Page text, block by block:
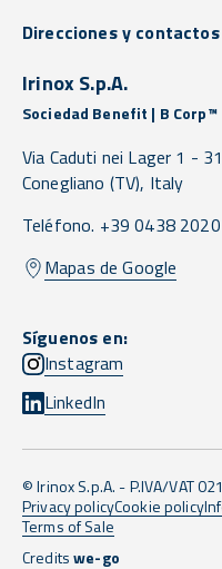
Direcciones y contactos
Irinox S.p.A.
Sociedad Benefit | B Corp™
Via Caduti nei Lager 1 -
Conegliano (TV), Italy
Teléfono. +39 0438 2020
Mapas de Google
Síguenos en:
Instagram
LinkedIn
© Irinox S.p.A. - P.IVA/VAT
Privacy policyCookie policy
Terms of Sale
Creditswe-go